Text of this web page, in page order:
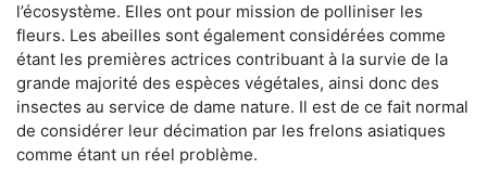
l’écosystème. Elles ont pour mission de polliniser les
fleurs. Les abeilles sont également considérées comme
étant les premières actrices contribuant à la survie de la
grande majorité des espèces végétales, ainsi donc des
insectes au service de dame nature. Il est de ce fait normal
de considérer leur décimation par les frelons asiatiques
comme étant un réel problème.